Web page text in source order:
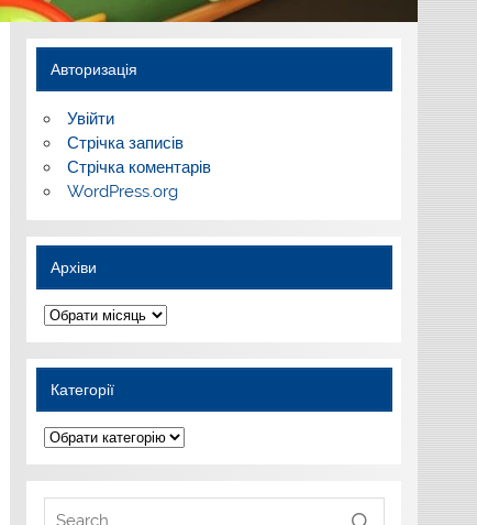
Авторизація
Увійти
Стрічка записів
Стрічка коментарів
WordPress.org
Архіви
Архіви
Категорії
Категорії